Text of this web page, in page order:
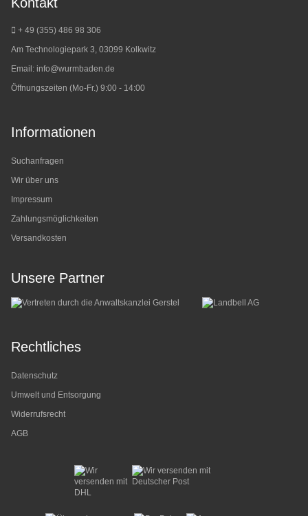
+ 49 (355) 486 98 306
Am Technologiepark 3, 03099 Kolkwitz
Email: info@wurmbaden.de
Öffnungszeiten (Mo-Fr.) 9:00 - 14:00
Informationen
Suchanfragen
Wir über uns
Impressum
Zahlungsmöglichkeiten
Versandkosten
Unsere Partner
Rechtliches
Datenschutz
Umwelt und Entsorgung
Widerrufsrecht
AGB